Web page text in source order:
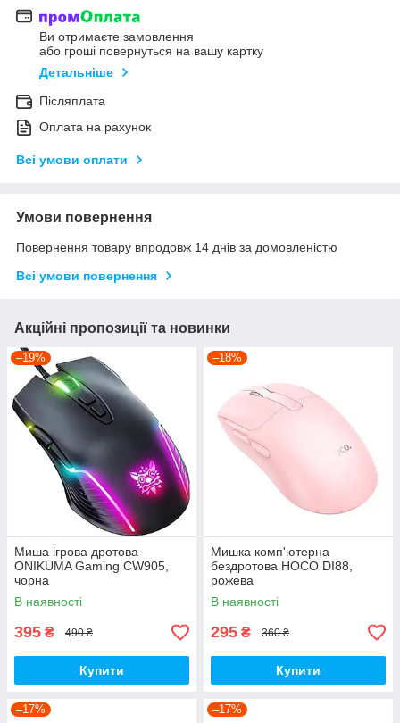
Ви отримаєте замовлення
або гроші повернуться на вашу картку
Детальніше
Післяплата
Оплата на рахунок
Всі умови оплати
Умови повернення
Повернення товару впродовж 14 днів за домовленістю
Всі умови повернення
Акційні пропозиції та новинки
–19%
Миша ігрова дротова
ONIKUMA Gaming CW905,
чорна
В наявності
395 ₴ 490 ₴
Купити
–18%
Мишка комп'ютерна
бездротова HOCO DI88,
рожева
В наявності
295 ₴ 360 ₴
Купити
–17% –17%